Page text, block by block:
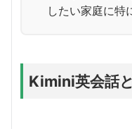
したい家庭に特
Kimini英会話